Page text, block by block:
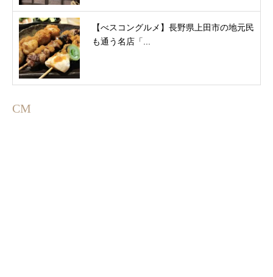
【べスコングルメ】長野県上田市の地元民
も通う名店「...
CM